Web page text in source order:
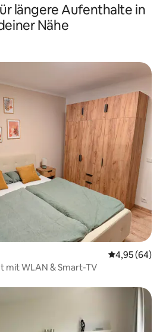
längere Aufenthalte in
Nähe
4,95 (64)
WLAN & Smart-TV